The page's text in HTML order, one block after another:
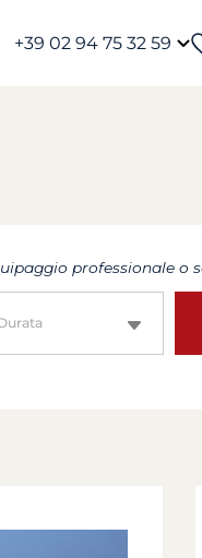
+39 02 94 75 32 59
professionale o